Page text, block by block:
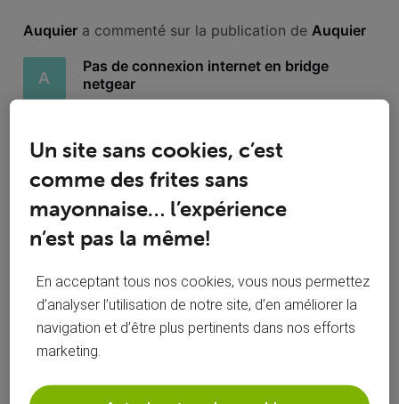
activités
Auquier a commenté sur la publication de Auquier
A
Pas de connexion internet en bridge
netgear
installer celui-ci. Mais il m'est impossible d'obtenir un accès
à internet lorsque je configure le modem voo netgear en
mode bridge. J'ai lu plusieurs sujets de ce forum sur le
A
Bonjour @Antoine A, Super, un tout grand
merci. Belle journée.
Auquier a aimé le commentaire de roylion15
R
Un site sans cookies, c’est
comme des frites sans
mayonnaise… l’expérience
n’est pas la même!
En acceptant tous nos cookies, vous nous permettez
d’analyser l’utilisation de notre site, d’en améliorer la
navigation et d’être plus pertinents dans nos efforts
marketing.